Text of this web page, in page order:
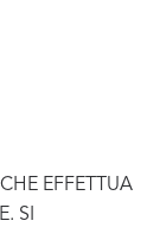
EFFETTUA
SI